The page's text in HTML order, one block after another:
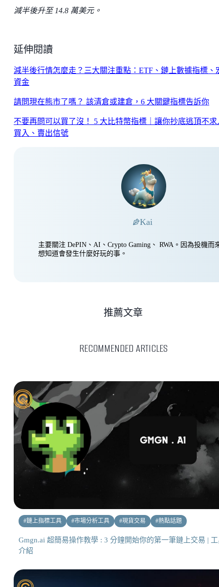
減半後升至 14.8 萬美元。
延伸閱讀
減半後行情怎麼走？三大關注重點：ETF、鏈上數據指標、
資金
請問現在熊市了嗎？ 該清倉或建倉，6 大關鍵指標告訴你
不要再問可以買了沒！ 5 大比特幣指標｜讓你抄底逃頂不求
買入、賣出信號
Kai
主要關注 DePIN、AI、Crypto Gaming、 RWA。因為投機而
想知道會發生什麼好玩的事。
RECOMMENDED ARTICLES
推薦文章
#鏈上指標工具 #市場分析工具 #現貨交易 #熱點話題
Gmgn.ai 超簡易操作教學 : 3 分鐘開始你的第一筆鏈上交易 |
介紹